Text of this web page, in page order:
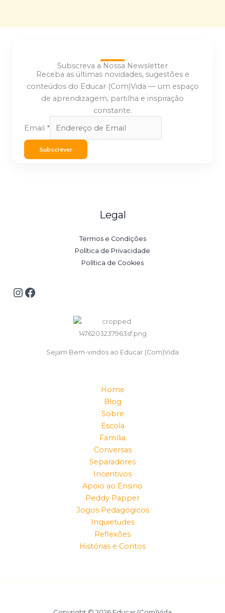
Subscreva a Nossa Newsletter
Receba as últimas novidades, sugestões e
conteúdos do Educar (Com)Vida — um espaço
de aprendizagem, partilha e inspiração
constante.
Email *
Subscrever
Legal
Termos e Condições
Política de Privacidade
Política de Cookies
Sejam Bem-vindos ao Educar (Com)Vida
Home
Blog
Sobre
Escola
Família
Conversas
Separadores
Incentivos
Apoio ao Ensino
Peddy Papper
Jogos Pedagógicos
Inquietudes
Reflexões
Histórias e Contos